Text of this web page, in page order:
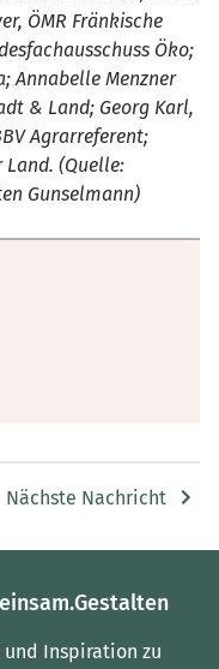
ÖMR Fränkische
Öko;
Annabelle Menzner
& Land; Georg Karl,
Agrarreferent;
Land. (Quelle:
Gunselmann)
Nächste Nachricht
Inspiration zu